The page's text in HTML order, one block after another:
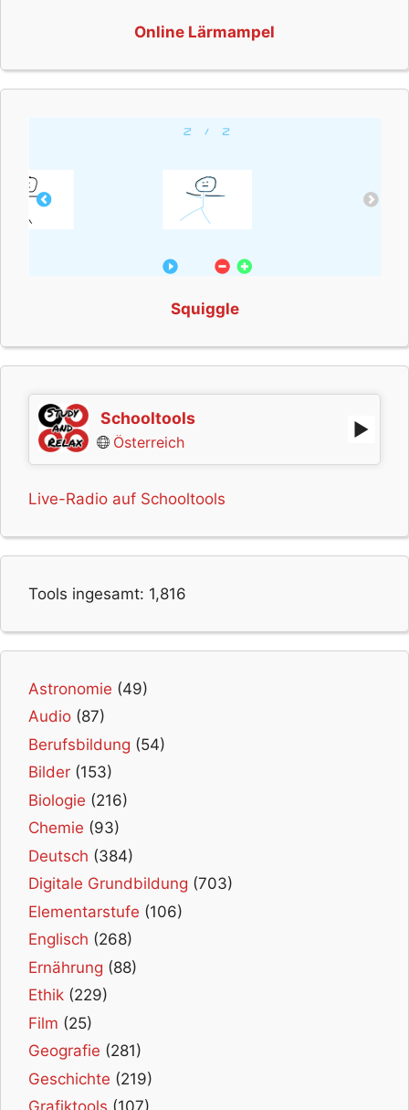
Online Lärmampel
Squiggle
Schooltools
Österreich
Live-Radio auf Schooltools
Tools ingesamt: 1,816
Astronomie (49)
Audio (87)
Berufsbildung (54)
Bilder (153)
Biologie (216)
Chemie (93)
Deutsch (384)
Digitale Grundbildung (703)
Elementarstufe (106)
Englisch (268)
Ernährung (88)
Ethik (229)
Film (25)
Geografie (281)
Geschichte (219)